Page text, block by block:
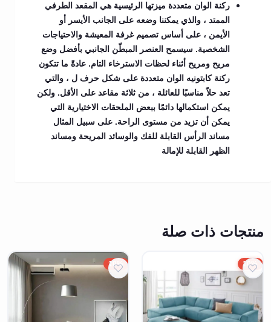
ركنة الوان متعددة ميزتها الرئيسية هي المقعد الطرفي
الممتد ، والذي يمكننا وضعه على الجانب الأيسر أو
الأيمن ، على أساس تصميم غرفة المعيشة والاحتياجات
الشخصية. سيسمح العنصر المبطّن الجانبي بأفضل وضع
مريح ومريح أثناء لحظات الاسترخاء التام. عادةً ما تتكون
ركنة كابتونيه الوان متعددة على شكل حرف ل ، والتي
تعد حلاً مناسبًا للعائلة ، من ثلاثة مقاعد على الأقل. ولكن
يمكن استكمالها دائمًا ببعض الملحقات الاختيارية التي
يمكن أن تزيد من مستوى الراحة. على سبيل المثال
مساند الرأس القابلة للفك والوسائد المريحة ومساند
الظهر القابلة للإمالة
منتجات ذات صلة
10%
10%